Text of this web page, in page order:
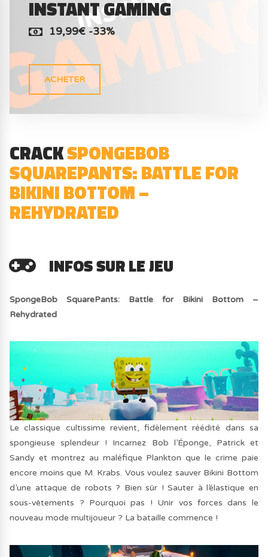
INSTANT GAMING
19,99€ -33%
ACHETER
CRACKSPONGEBOB
SQUAREPANTS: BATTLE FOR
BIKINI BOTTOM –
REHYDRATED
INFOS SUR LE JEU
SpongeBob SquarePants: Battle for Bikini Bottom –
Rehydrated
Le classique cultissime revient, fidèlement réédité dans sa
spongieuse splendeur ! Incarnez Bob l’Éponge, Patrick et
Sandy et montrez au maléfique Plankton que le crime paie
encore moins que M. Krabs. Vous voulez sauver Bikini Bottom
d’une attaque de robots ? Bien sûr ! Sauter à l’élastique en
sous-vêtements ? Pourquoi pas ! Unir vos forces dans le
nouveau mode multijoueur ? La bataille commence !